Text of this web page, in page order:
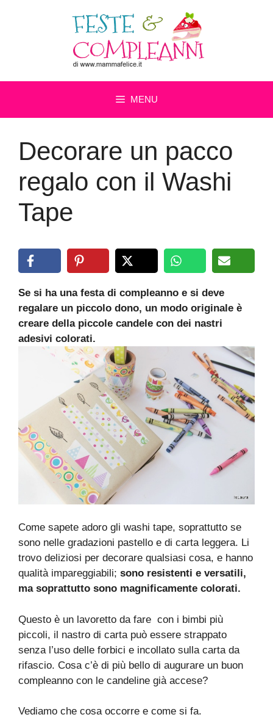
MENU
Decorare un pacco
regalo con il Washi
Tape
Se si ha una festa di compleanno e si deve
regalare un piccolo dono, un modo originale è
creare della piccole candele con dei nastri
adesivi colorati.
Come sapete adoro gli washi tape, soprattutto se
sono nelle gradazioni pastello e di carta leggera. Li
trovo deliziosi per decorare qualsiasi cosa, e hanno
qualità impareggiabili; sono resistenti e versatili,
ma soprattutto sono magnificamente colorati.
Questo è un lavoretto da fare con i bimbi più
piccoli, il nastro di carta può essere strappato
senza l’uso delle forbici e incollato sulla carta da
rifascio. Cosa c’è di più bello di augurare un buon
compleanno con le candeline già accese?
Vediamo che cosa occorre e come si fa.